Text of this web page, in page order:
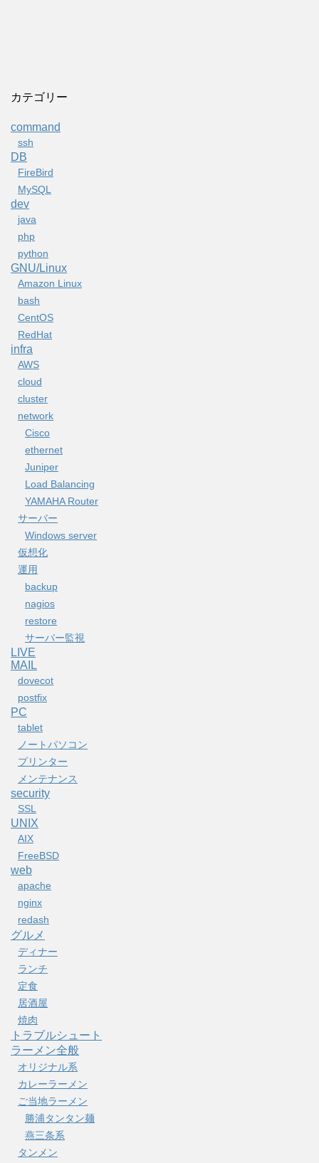
カテゴリー
command
ssh
DB
FireBird
MySQL
dev
java
php
python
GNU/Linux
Amazon Linux
bash
CentOS
RedHat
infra
AWS
cloud
cluster
network
Cisco
ethernet
Juniper
Load Balancing
YAMAHA Router
サーバー
Windows server
仮想化
運用
backup
nagios
restore
サーバー監視
LIVE
MAIL
dovecot
postfix
PC
tablet
ノートパソコン
プリンター
メンテナンス
security
SSL
UNIX
AIX
FreeBSD
web
apache
nginx
redash
グルメ
ディナー
ランチ
定食
居酒屋
焼肉
トラブルシュート
ラーメン全般
オリジナル系
カレーラーメン
ご当地ラーメン
勝浦タンタン麺
燕三条系
タンメン